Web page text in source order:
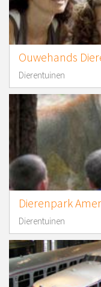
Ouwehands
Dierentuinen
Dierenpark
Dierentuinen